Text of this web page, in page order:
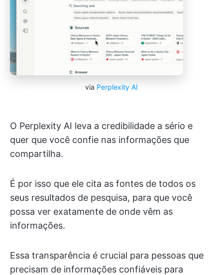
via Perplexity AI
O Perplexity AI leva a credibilidade a sério e
quer que você confie nas informações que
compartilha.
É por isso que ele cita as fontes de todos os
seus resultados de pesquisa, para que você
possa ver exatamente de onde vêm as
informações.
Essa transparência é crucial para pessoas que
precisam de informações confiáveis para